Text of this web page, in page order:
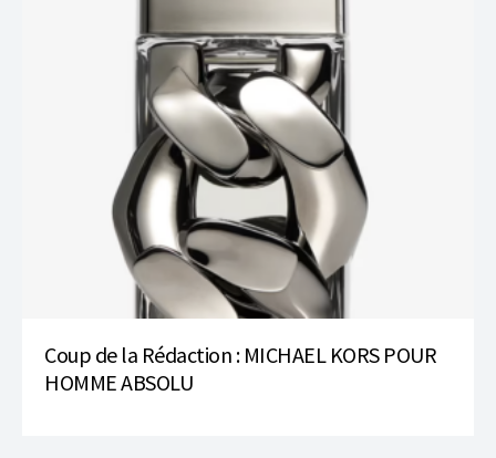
Coup de la Rédaction : MICHAEL KORS POUR
HOMME ABSOLU